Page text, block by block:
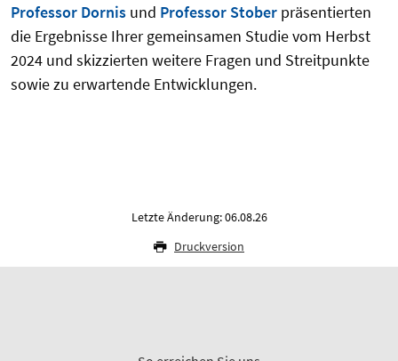
Professor Dornis und Professor Stober präsentierten
die Ergebnisse Ihrer gemeinsamen Studie vom Herbst
2024 und skizzierten weitere Fragen und Streitpunkte
sowie zu erwartende Entwicklungen.
Letzte Änderung: 06.08.26
Druckversion